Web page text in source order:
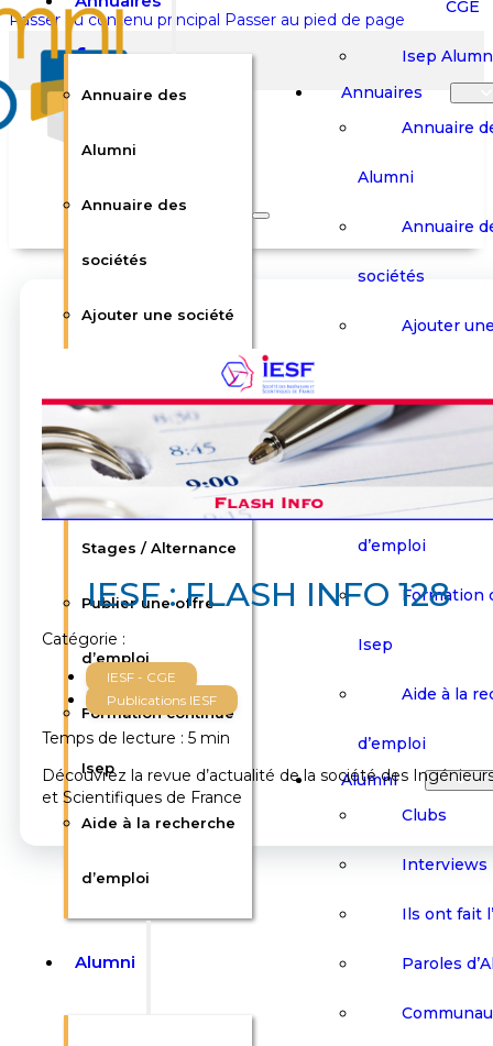
Passer au contenu principal Passer au pied de page
Rechercher sur le site
Rechercher
Votre panier est vide.
Panier
Boutique
Se
Connecter
Panier
Boutique
Connecter
Annuaire des
Alumni
Annuaire des
sociétés
Ajouter une société
Carrières
Offres d’emploi /
Stages / Alternance
Publier une offre
d’emploi
Formation continue
Isep
Aide à la recherche
d’emploi
Alumni
CGE
Isep
Annuaires
Annuaire
Alumni
Annuaire
sociétés
Ajouter
Offres
Stages /
Publier
d’emploi
Formation
Isep
Aide à la
d’emploi
Alumni
Clubs
Interviews
Ils ont fait
Paroles
IESF : FLASH INFO 128
Catégorie :
IESF - CGE
Publications IESF
Temps de lecture : 5 min
Découvrez la revue d’actualité de la société des
et Scientifiques de France